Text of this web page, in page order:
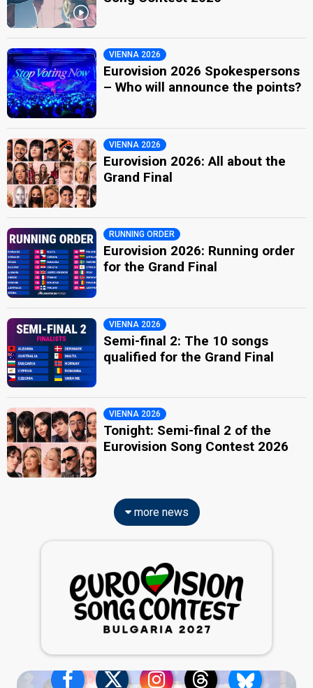
VIENNA 2026
Eurovision 2026 Spokespersons
– Who will announce the points?
VIENNA 2026
Eurovision 2026: All about the
Grand Final
RUNNING ORDER
Eurovision 2026: Running order
for the Grand Final
VIENNA 2026
Semi-final 2: The 10 songs
qualified for the Grand Final
VIENNA 2026
Tonight: Semi-final 2 of the
Eurovision Song Contest 2026
more news